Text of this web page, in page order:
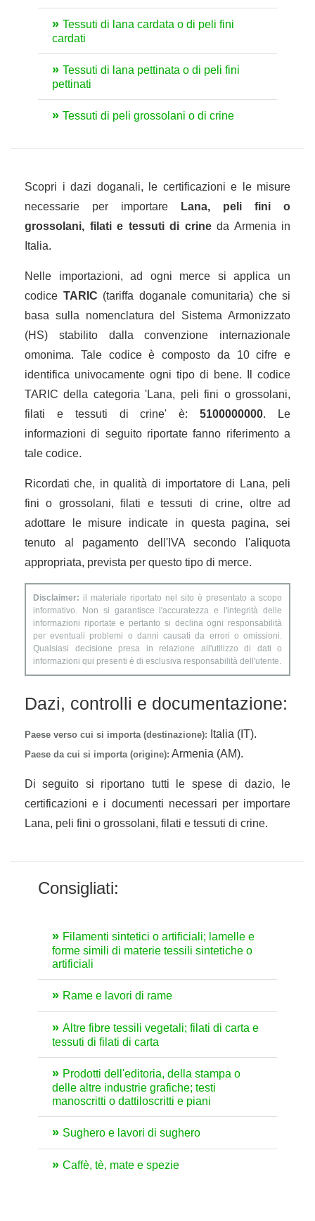
Tessuti di lana cardata o di peli fini
cardati
Tessuti di lana pettinata o di peli fini
pettinati
Tessuti di peli grossolani o di crine
Scopri i dazi doganali, le certificazioni e le misure
necessarie per importare
Lana, peli fini o
grossolani, filati e tessuti di crineda Armenia in
Italia.
Nelle importazioni, ad ogni merce si applica un
codice TARIC (tariffa doganale comunitaria) che si
basa sulla nomenclatura del Sistema Armonizzato
(HS) stabilito dalla convenzione internazionale
omonima. Tale codice è composto da 10 cifre e
identifica univocamente ogni tipo di bene. Il codice
TARIC della categoria 'Lana, peli fini o grossolani,
filati e tessuti di crine' è:5100000000. Le
informazioni di seguito riportate fanno riferimento a
tale codice.
Ricordati che, in qualità di importatore di Lana, peli
fini o grossolani, filati e tessuti di crine, oltre ad
adottare le misure indicate in questa pagina, sei
tenuto al pagamento dell'IVA secondo l'aliquota
appropriata, prevista per questo tipo di merce.
Disclaimer: il materiale riportato nel sito è presentato a scopo
informativo. Non si garantisce l'accuratezza e l'integrità delle
informazioni riportate e pertanto si declina ogni responsabilità
per eventuali problemi o danni causati da errori o omissioni.
Qualsiasi decisione presa in relazione all'utilizzo di dati o
informazioni qui presenti è di esclusiva responsabilità dell'utente.
Dazi, controlli e documentazione:
Paese verso cui si importa (destinazione): Italia (IT).
Paese da cui si importa (origine): Armenia (AM).
Di seguito si riportano tutti le spese di dazio, le
certificazioni e i documenti necessari per importare
Lana, peli fini o grossolani, filati e tessuti di crine.
Consigliati:
Filamenti sintetici o artificiali; lamelle e
forme simili di materie tessili sintetiche o
artificiali
Rame e lavori di rame
Altre fibre tessili vegetali; filati di carta e
tessuti di filati di carta
Prodotti dell'editoria, della stampa o
delle altre industrie grafiche; testi
manoscritti o dattiloscritti e piani
Sughero e lavori di sughero
Caffè, tè, mate e spezie